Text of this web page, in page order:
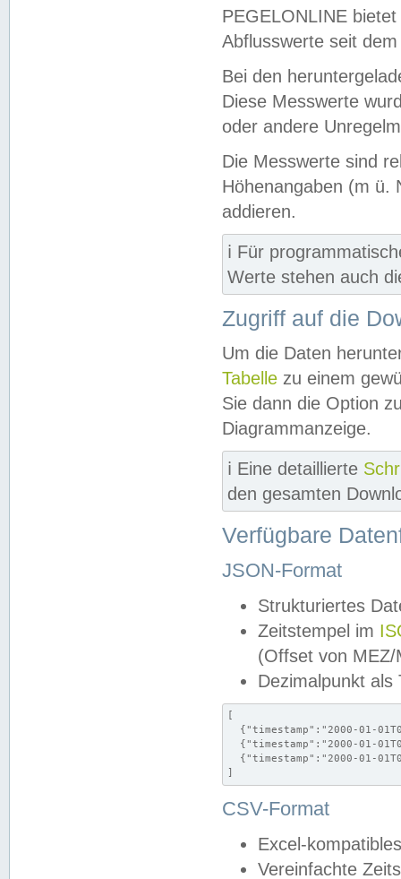
PEGELONLINE
Abflusswerte seit
Bei den
Diese Messwerte
oder andere
Die Messwerte sind
Höhenangaben (m ü.
addieren.
ℹ️ Für
Werte stehen auch
Zugriff auf die
Um die Daten
Tabelle zu einem
Sie dann die Option
Diagrammanzeige.
ℹ️ Eine detaillierte
den gesamten
Verfügbare
JSON-Format
Strukturiertes
Zeitstempel im
(Offset von MEZ/
Dezimalpunkt als
[
{"timestamp":"2000-01-
{"timestamp":"2000-01-
{"timestamp":"2000-01-
]
CSV-Format
Excel-
Vereinfachte